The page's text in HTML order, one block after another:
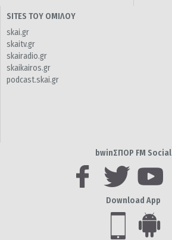
SITES ΤΟΥ ΟΜΙΛΟΥ
skai.gr
skaitv.gr
skairadio.gr
skaikairos.gr
podcast.skai.gr
bwinΣΠΟΡ FM Social
Download App